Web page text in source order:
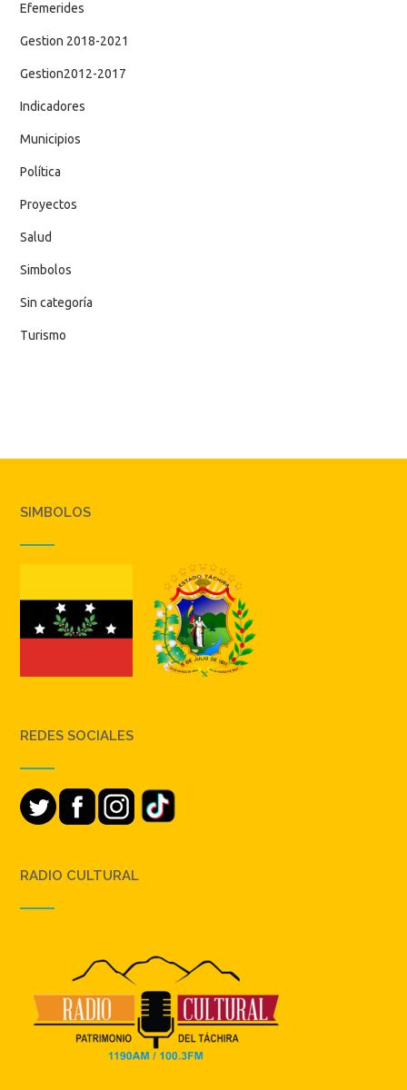
Efemerides
Gestion 2018-2021
Gestion2012-2017
Indicadores
Municipios
Política
Proyectos
Salud
Simbolos
Sin categoría
Turismo
SIMBOLOS
REDES SOCIALES
RADIO CULTURAL